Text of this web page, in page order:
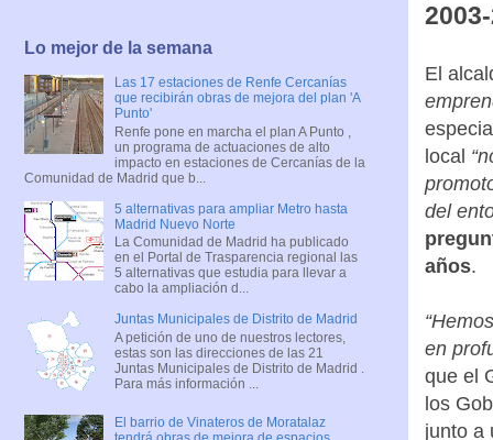
El
local
del
años.
en
que el
los
junto a
Lo mejor de la semana
Las 17 estaciones de Renfe Cercanías
que recibirán obras de mejora del plan 'A
Punto'
Renfe pone en marcha el plan A Punto ,
un programa de actuaciones de alto
impacto en estaciones de Cercanías de la
Comunidad de Madrid que b...
5 alternativas para ampliar Metro hasta
Madrid Nuevo Norte
La Comunidad de Madrid ha publicado
en el Portal de Trasparencia regional las
5 alternativas que estudia para llevar a
cabo la ampliación d...
Juntas Municipales de Distrito de Madrid
A petición de uno de nuestros lectores,
estas son las direcciones de las 21
Juntas Municipales de Distrito de Madrid .
Para más información ...
El barrio de Vinateros de Moratalaz